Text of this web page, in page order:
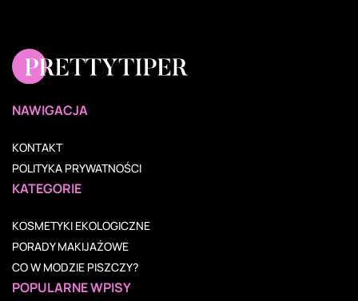
NAWIGACJA
KONTAKT
POLITYKA PRYWATNOŚCI
KATEGORIE
KOSMETYKI EKOLOGICZNE
PORADY MAKIJAŻOWE
CO W MODZIE PISZCZY?
POPULARNE WPISY